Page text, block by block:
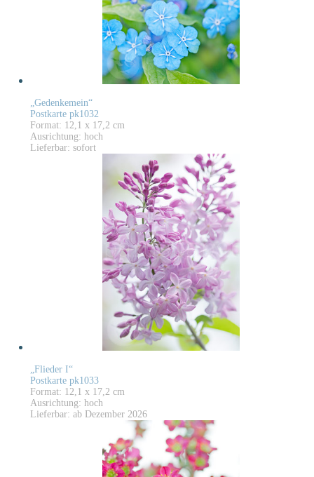
„Gedenkemein“
Postkarte pk1032
Format: 12,1 x 17,2 cm
Ausrichtung: hoch
Lieferbar: sofort
„Flieder I“
Postkarte pk1033
Format: 12,1 x 17,2 cm
Ausrichtung: hoch
Lieferbar: ab Dezember 2026